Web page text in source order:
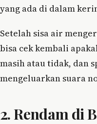
yang ada di dalam
Setelah sisa air
bisa cek kembali
masih atau tidak, dan
mengeluarkan suara
2. Rendam di